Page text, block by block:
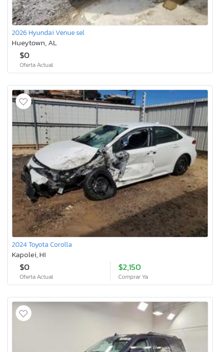
2026 Hyundai Venue sel
Hueytown, AL
$0
Oferta Actual
2024 Toyota Corolla
Kapolei, HI
$0
Oferta Actual
$2,150
Comprar Ya